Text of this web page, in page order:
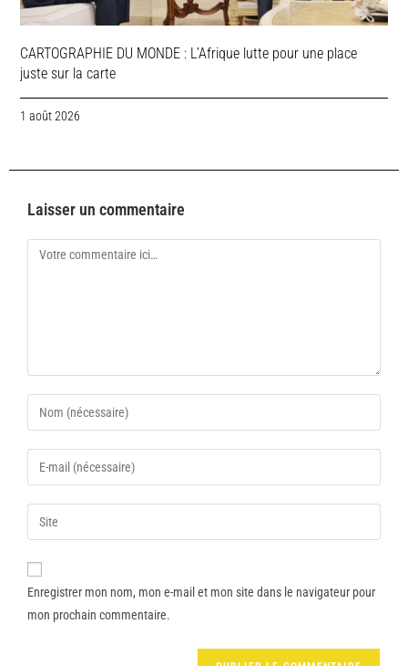
CARTOGRAPHIE DU MONDE : L’Afrique lutte pour une place
juste sur la carte
1 août 2026
Laisser un commentaire
Enregistrer mon nom, mon e-mail et mon site dans le navigateur pour
mon prochain commentaire.